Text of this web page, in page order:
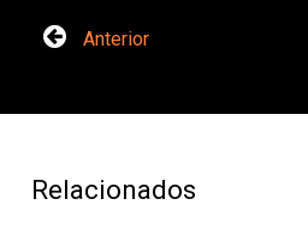
Anterior
Relacionados